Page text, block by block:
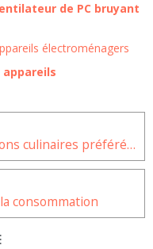
de PC bruyant
Top Chef 2022, l’une des émissions culinaires préférées des français
consommation